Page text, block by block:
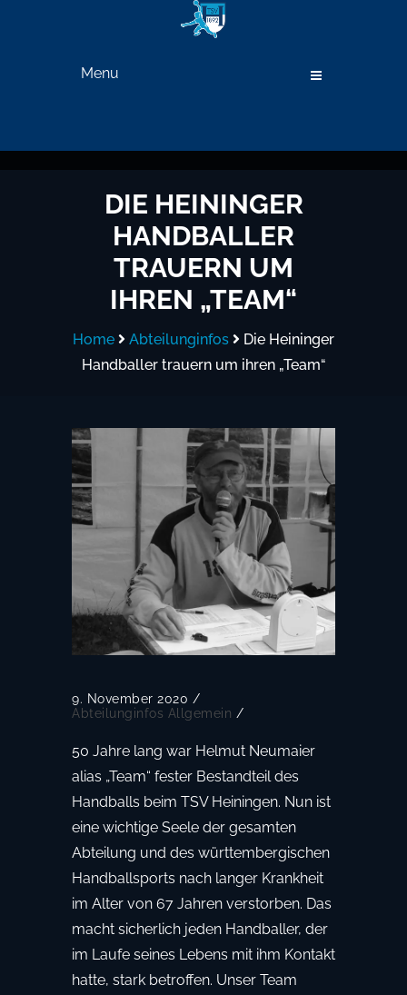
Menu
DIE HEININGER
HANDBALLER
TRAUERN UM
IHREN „TEAM“
Home Abteilunginfos
Die Heininger
Handballer trauern um ihren „Team“
9. November 2020 /
Abteilunginfos Allgemein /
50 Jahre lang war Helmut Neumaier
alias „Team“ fester Bestandteil des
Handballs beim TSV Heiningen. Nun ist
eine wichtige Seele der gesamten
Abteilung und des württembergischen
Handballsports nach langer Krankheit
im Alter von 67 Jahren verstorben. Das
macht sicherlich jeden Handballer, der
im Laufe seines Lebens mit ihm Kontakt
hatte, stark betroffen. Unser Team